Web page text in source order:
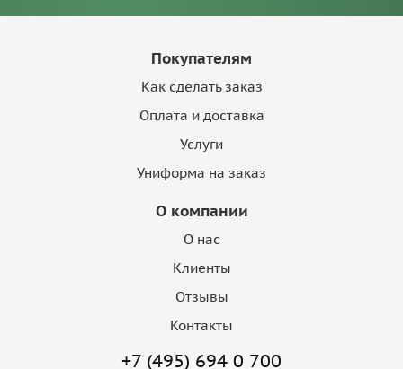
Покупателям
Как сделать заказ
Оплата и доставка
Услуги
Униформа на заказ
О компании
О нас
Клиенты
Отзывы
Контакты
+7 (495) 694 0 700